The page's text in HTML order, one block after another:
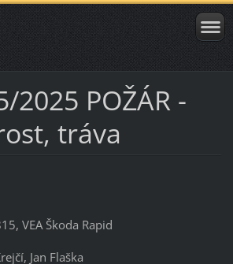
2025 POŽÁR -
tráva
VEA Škoda Rapid
Jan Flaška